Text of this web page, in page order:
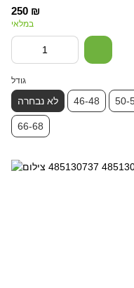
250 ₪
במלאי
גודל
לא נבחרה 46-48 50-
66-68